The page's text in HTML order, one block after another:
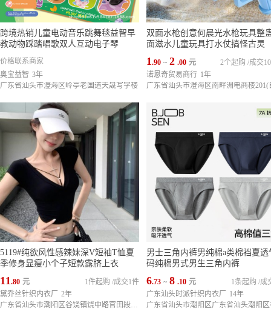
跨境热销儿童电动音乐跳舞毯益智早
教动物踩踏唱歌双人互动电子琴
价格联系商家
奥宝益智 3年
广东省汕头市澄海区岭亭老国道天晟写字楼
双面水枪创意何晨光水枪玩具整
面滋水儿童玩具打水仗搞怪古灵
1.90 ~ 2 .00 元 成交
2个起购 /
诺恩奇贸易商行 1年
5119#纯欲风性感辣妹深V短袖T恤夏
季修身显瘦小个子短款露脐上衣
11.80 元 成交1件
1件起购 /
黛乔丝针织内衣厂
2年
广东省汕头市潮阳区谷饶镇饶中路官田段中段西侧100米处
男士三角内裤男纯棉a类棉裆夏透
码纯棉男式男生三角内裤
6.73 ~ 8 .10 元 成
1条起购 /
广东汕头时派针织内衣厂
14年